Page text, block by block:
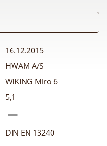
16.12.2015
HWAM A/S
WIKING Miro 6
5,1
DIN EN 13240